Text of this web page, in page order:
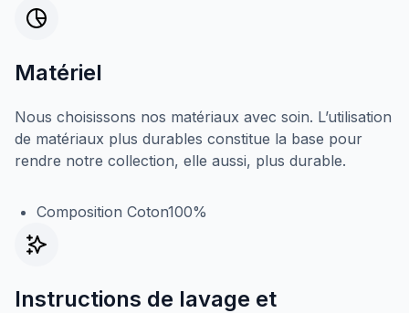
Matériel
Nous choisissons nos matériaux avec soin. L’utilisation
de matériaux plus durables constitue la base pour
rendre notre collection, elle aussi, plus durable.
Composition Coton100%
Instructions de lavage et